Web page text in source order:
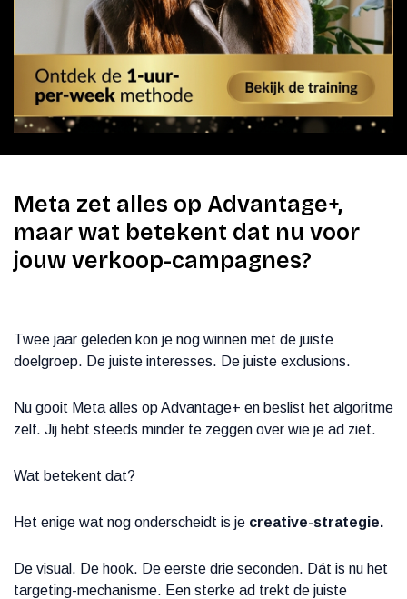
Meta zet alles op Advantage+,
maar wat betekent dat nu voor
jouw verkoop-campagnes?
Twee jaar geleden kon je nog winnen met de juiste
doelgroep. De juiste interesses. De juiste exclusions.
Nu gooit Meta alles op Advantage+ en beslist het algoritme
zelf. Jij hebt steeds minder te zeggen over wie je ad ziet.
Wat betekent dat?
Het enige wat nog onderscheidt is je creative-strategie.
De visual. De hook. De eerste drie seconden. Dát is nu het
targeting-mechanisme. Een sterke ad trekt de juiste